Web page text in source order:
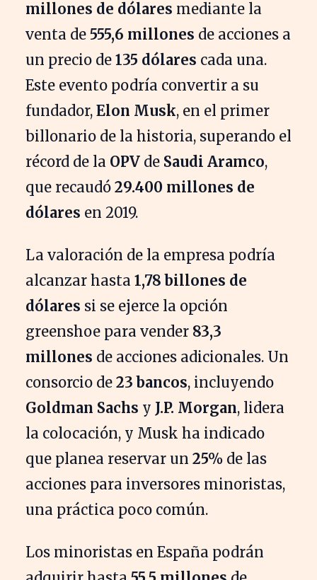
millones de dólares mediante la
venta de 555,6 millones de acciones a
un precio de 135 dólares cada una.
Este evento podría convertir a su
fundador, Elon Musk, en el primer
billonario de la historia, superando el
récord de la OPV de Saudi Aramco,
que recaudó 29.400 millones de
dólares en 2019.
La valoración de la empresa podría
alcanzar hasta 1,78 billones de
dólares si se ejerce la opción
greenshoe para vender 83,3
millones de acciones adicionales. Un
consorcio de 23 bancos, incluyendo
Goldman Sachs y J.P. Morgan, lidera
la colocación, y Musk ha indicado
que planea reservar un 25% de las
acciones para inversores minoristas,
una práctica poco común.
Los minoristas en España podrán